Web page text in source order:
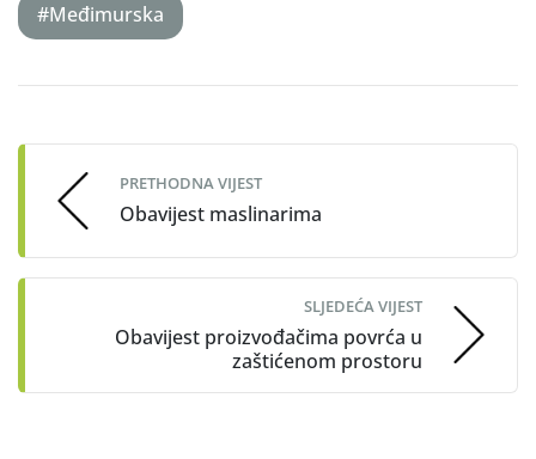
#Međimurska
navigation
PRETHODNA VIJEST
Obavijest maslinarima
SLJEDEĆA VIJEST
Obavijest proizvođačima povrća u
zaštićenom prostoru